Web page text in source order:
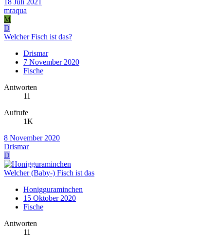
18 Juli 2021
mraqua
M
D
Welcher Fisch ist das?
Drismar
7 November 2020
Fische
Antworten
11
Aufrufe
1K
8 November 2020
Drismar
D
Welcher (Baby-) Fisch ist das
Honigguraminchen
15 Oktober 2020
Fische
Antworten
11